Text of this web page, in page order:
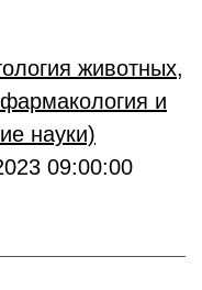
животных,
и
науки)
09:00:00